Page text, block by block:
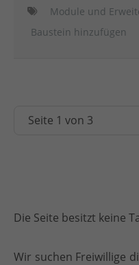
Module und
Baustein hinzufügen
Die Seite besitzt keine
Wir suchen Freiwillige